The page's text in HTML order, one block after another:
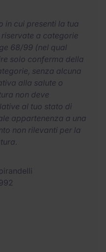
in cui presenti la tua
a categorie
68/99 (nel qual
solo conferma della
senza alcuna
alla salute o
non deve
al tuo stato di
appartenenza a una
non rilevanti per la